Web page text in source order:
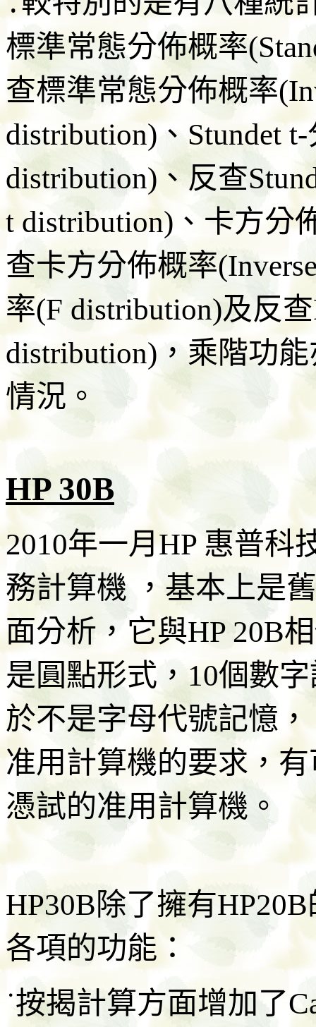
標準常態分佈概率
查標準常態分佈概率
distribution)、Stundet
distribution)、反查
t distribution)、卡方分
查卡方分佈概率
率(F distribution)及反
distribution)，乘階功
情況。
HP 30B
2010年一月HP 惠普科
務計算機 ，基本上是
面分析，它與HP 20B
是圓點形式，10個數
於不是字母代號記憶
准用計算機的要求，
憑試的准用計算機。
HP30B除了擁有
各項的功能：
˙按揭計算方面增加了